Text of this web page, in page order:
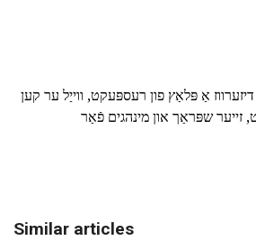
אַ פּלאַץ פון רעספּעקט, ווייַל ער קען
זייער שפּראַך און מינהגים פֿאַר
Similar articles